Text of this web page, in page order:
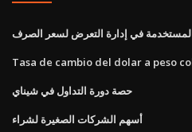
المستخدمة في إدارة التعرض لسعر الصرف
Tasa de cambio del dolar a peso
حصة دورة التداول في شيناي
أسهم الشركات الصغيرة لشراء